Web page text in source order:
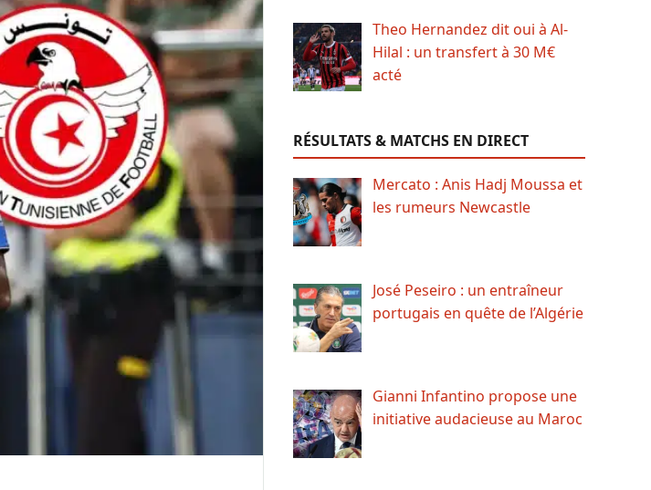
Theo Hernandez dit oui à Al-
Hilal : un transfert à 30 M€
acté
RÉSULTATS & MATCHS EN DIRECT
Mercato : Anis Hadj Moussa et
les rumeurs Newcastle
José Peseiro : un entraîneur
portugais en quête de l’Algérie
Gianni Infantino propose une
initiative audacieuse au Maroc